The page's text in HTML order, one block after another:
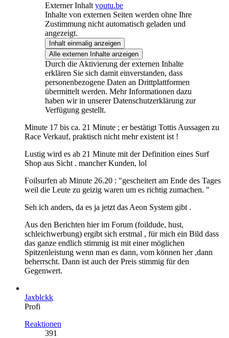
Externer Inhalt youtu.be
Inhalte von externen Seiten werden ohne Ihre
Zustimmung nicht automatisch geladen und
angezeigt.
Inhalt einmalig anzeigen
Alle externen Inhalte anzeigen
Durch die Aktivierung der externen Inhalte
erklären Sie sich damit einverstanden, dass
personenbezogene Daten an Drittplattformen
übermittelt werden. Mehr Informationen dazu
haben wir in unserer Datenschutzerklärung zur
Verfügung gestellt.
Minute 17 bis ca. 21 Minute ; er bestätigt Tottis Aussagen zu
Race Verkauf, praktisch nicht mehr existent ist !
Lustig wird es ab 21 Minute mit der Definition eines Surf
Shop aus Sicht . mancher Kunden, lol
Foilsurfen ab Minute 26.20 : "gescheitert am Ende des Tages
weil die Leute zu geizig waren um es richtig zumachen. "
Seh ich anders, da es ja jetzt das Aeon System gibt .
Aus den Berichten hier im Forum (foildude, hust,
schleichwerbung) ergibt sich erstmal , für mich ein Bild dass
das ganze endlich stimmig ist mit einer möglichen
Spitzenleistung wenn man es dann, vom können her ,dann
beherrscht. Dann ist auch der Preis stimmig für den
Gegenwert.
Jaxblckk
Profi
Reaktionen
391